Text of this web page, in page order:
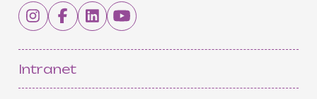
Intranet
CONTACT
INSCRIPTION INFOLETTRES
PETITES ANNONCES